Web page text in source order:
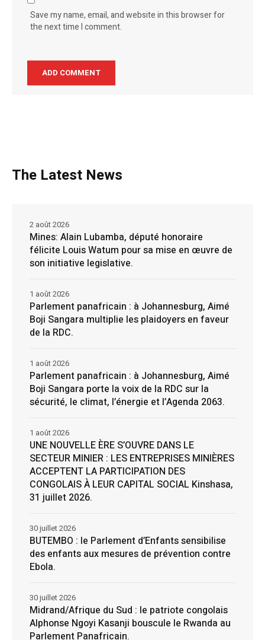
Save my name, email, and website in this browser for
the next time I comment.
The Latest News
Mines: Alain Lubamba, député honoraire
félicite Louis Watum pour sa mise en œuvre de
son initiative legislative.
2 août 2026
Parlement panafricain : à Johannesburg, Aimé
Boji Sangara multiplie les plaidoyers en faveur
de la RDC.
1 août 2026
Parlement panafricain : à Johannesburg, Aimé
Boji Sangara porte la voix de la RDC sur la
sécurité, le climat, l’énergie et l’Agenda 2063.
1 août 2026
UNE NOUVELLE ÈRE S’OUVRE DANS LE
SECTEUR MINIER : LES ENTREPRISES MINIÈRES
ACCEPTENT LA PARTICIPATION DES
CONGOLAIS À LEUR CAPITAL SOCIAL Kinshasa,
31 juillet 2026.
1 août 2026
BUTEMBO : le Parlement d’Enfants sensibilise
des enfants aux mesures de prévention contre
Ebola.
30 juillet 2026
Midrand/Afrique du Sud : le patriote congolais
Alphonse Ngoyi Kasanji bouscule le Rwanda au
Parlement Panafricain.
30 juillet 2026